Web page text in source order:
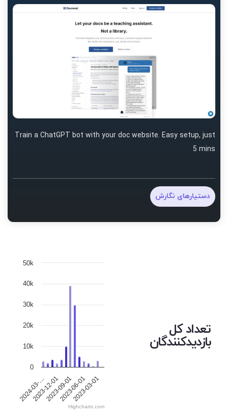
Train a ChatGPT bot with your doc website. Easy setup, just
5 mins
دستیارهای نگارش
تعداد کل
بازدیدکنندگان
2024-03-…
2023-12-012023-09-012023-06-01
2023-03-01
0
10k
20k
30k
40k
50k
Highcharts.com